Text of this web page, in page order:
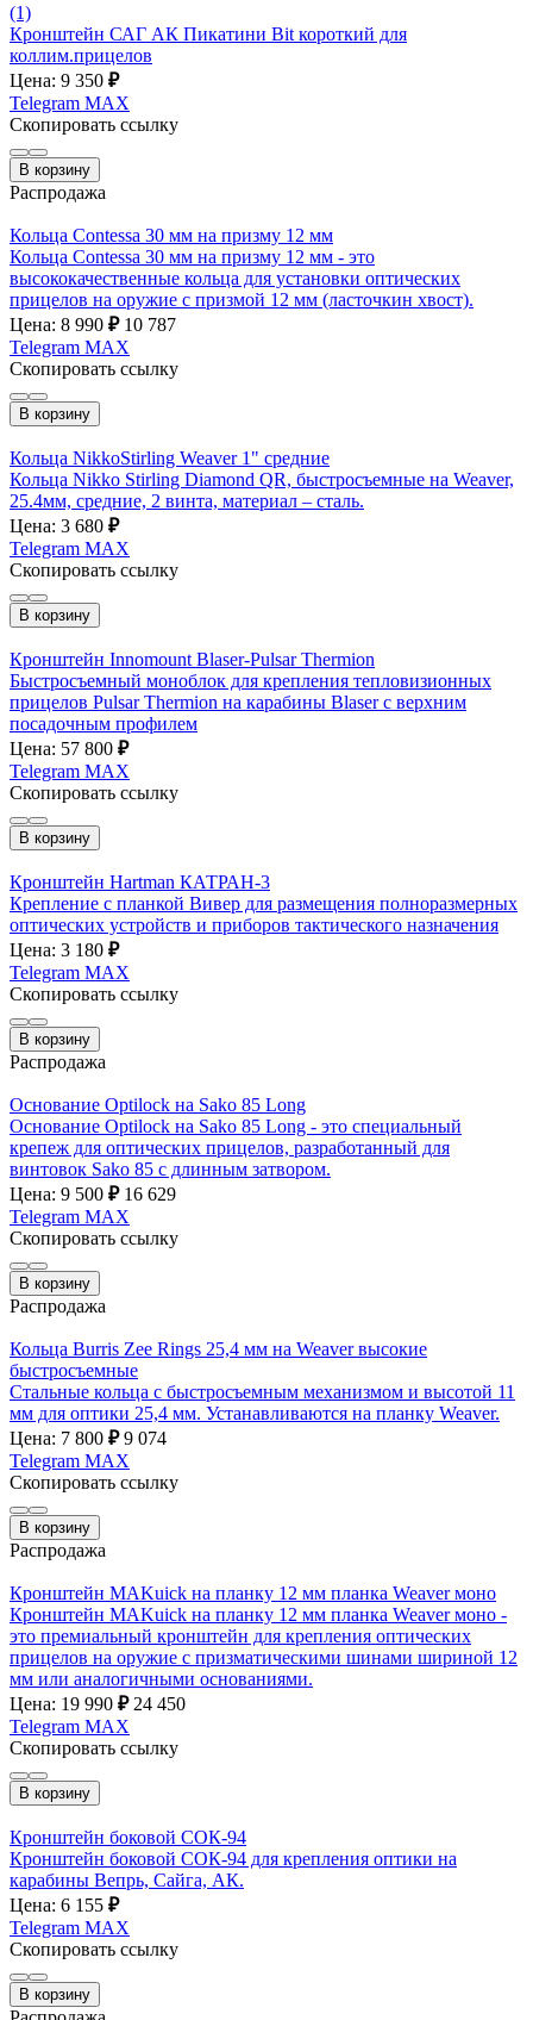
(1)
Кронштейн САГ АК Пикатини Bit короткий для
коллим.прицелов
Цена: 9 350 ₽
Telegram MAX
Скопировать ссылку
В корзину
Распродажа
Кольца Contessa 30 мм на призму 12 мм
Кольца Contessa 30 мм на призму 12 мм - это
высококачественные кольца для установки оптических
прицелов на оружие с призмой 12 мм (ласточкин хвост).
Цена: 8 990 ₽ 10 787
Telegram MAX
Скопировать ссылку
В корзину
Кольца NikkoStirling Weaver 1" средние
Кольца Nikko Stirling Diamond QR, быстросъемные на Weaver,
25.4мм, средние, 2 винта, материал – сталь.
Цена: 3 680 ₽
Telegram MAX
Скопировать ссылку
В корзину
Кронштейн Innomount Blaser-Pulsar Thermion
Быстросъемный моноблок для крепления тепловизионных
прицелов Pulsar Thermion на карабины Blaser с верхним
посадочным профилем
Цена: 57 800 ₽
Telegram MAX
Скопировать ссылку
В корзину
Кронштейн Hartman КАТРАН-3
Крепление с планкой Вивер для размещения полноразмерных
оптических устройств и приборов тактического назначения
Цена: 3 180 ₽
Telegram MAX
Скопировать ссылку
В корзину
Распродажа
Основание Optilock на Sako 85 Long
Основание Optilock на Sako 85 Long - это специальный
крепеж для оптических прицелов, разработанный для
винтовок Sako 85 с длинным затвором.
Цена: 9 500 ₽ 16 629
Telegram MAX
Скопировать ссылку
В корзину
Распродажа
Кольца Burris Zee Rings 25,4 мм на Weaver высокие
быстросъемные
Стальные кольца с быстросъемным механизмом и высотой 11
мм для оптики 25,4 мм. Устанавливаются на планку Weaver.
Цена: 7 800 ₽ 9 074
Telegram MAX
Скопировать ссылку
В корзину
Распродажа
Кронштейн MAKuick на планку 12 мм планка Weaver моно
Кронштейн MAKuick на планку 12 мм планка Weaver моно -
это премиальный кронштейн для крепления оптических
прицелов на оружие с призматическими шинами шириной 12
мм или аналогичными основаниями.
Цена: 19 990 ₽ 24 450
Telegram MAX
Скопировать ссылку
В корзину
Кронштейн боковой СОК-94
Кронштейн боковой СОК-94 для крепления оптики на
карабины Вепрь, Сайга, АК.
Цена: 6 155 ₽
Telegram MAX
Скопировать ссылку
В корзину